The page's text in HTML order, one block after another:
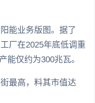
能业务版图。据了
厂在2025年底低调重
能仅约为300兆瓦。
最高，料其市值达